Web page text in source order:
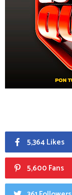
5,364 Likes
5,600 Fans